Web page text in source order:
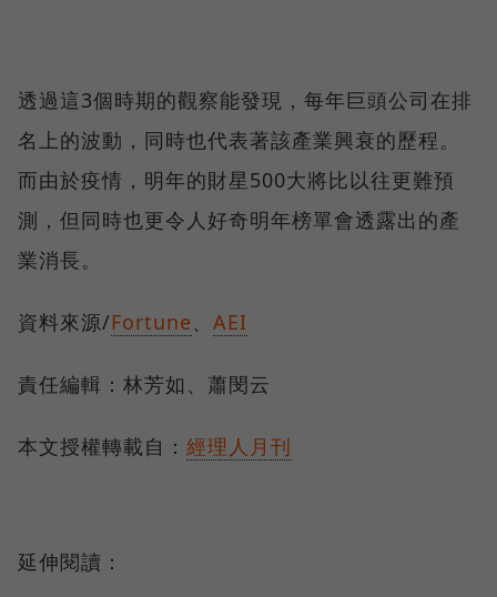
透過這3個時期的觀察能發現，每年巨頭公司在排
名上的波動，同時也代表著該產業興衰的歷程。
而由於疫情，明年的財星500大將比以往更難預
測，但同時也更令人好奇明年榜單會透露出的產
業消長。
資料來源/Fortune、 AEI
責任編輯：林芳如、蕭閔云
本文授權轉載自： 經理人月刊
延伸閱讀：